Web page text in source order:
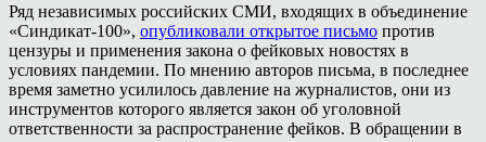
Ряд независимых российских СМИ, входящих в объединение
«Синдикат-100», опубликовали открытое письмо против
цензуры и применения закона о фейковых новостях в
условиях пандемии. По мнению авторов письма, в последнее
время заметно усилилось давление на журналистов, они из
инструментов которого является закон об уголовной
ответственности за распространение фейков. В обращении в